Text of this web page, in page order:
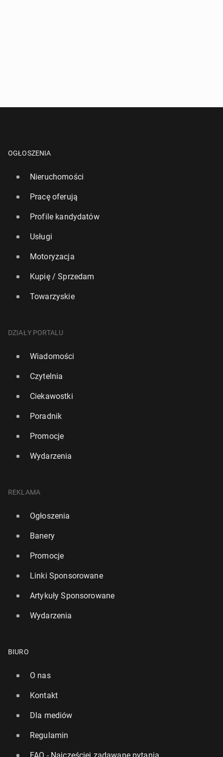
OGŁOSZENIA
Nieruchomości
Pracę oferują
Profile kandydatów
Usługi
Motoryzacja
Kupię / Sprzedam
Towarzyskie
DZIAŁY PORTALU
Wiadomości
Czytelnia
Ciekawostki
Poradnik
Promocje
Wydarzenia
REKLAMA
Ogłoszenia
Banery
Promocje
Linki Sponsorowane
Artykuły Sponsorowane
Wydarzenia
BIURO
O nas
Kontakt
Dla mediów
Regulamin